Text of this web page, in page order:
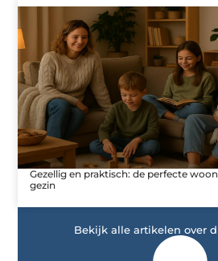
Gezellig en praktisch: de perfecte
gezin
Bekijk alle artikelen over